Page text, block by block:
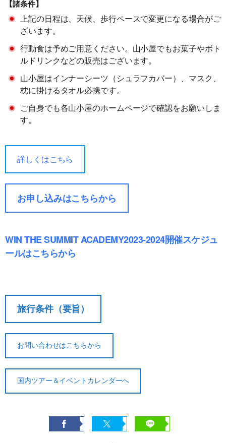
【諸条件】
上記の日程は、天候、歩行ペースで変更になる場合がご
ざいます。
行動食は予めご用意ください。山小屋でもお菓子やボト
ルドリンクなどの販売はございます。
山小屋はインナーシーツ（シュラフカバー）、マスク、
枕に掛けるタオル必携です。
ご自身でも各山小屋のホームページで確認をお願いしま
す。
詳しくはこちら
お申し込みはこちらから
WIN THE SUMMIT ACADEMY2023-2024開催スケジュ
ールはこちらから
旅行条件（要旨）
前日から
起算して
さかのぼ
21日前
まで
8日前ま
2日前ま
前日
講習費の
講習費の
50%
講習費の
50%
お問い合わせはこちらから
国内ツアー＆イベントカレンダーへ